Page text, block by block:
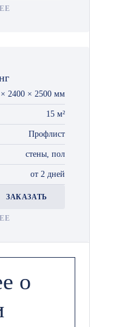
2400 × 2500 мм
15 м²
Профлист
стены, пол
от 2 дней
ЗАКАЗАТЬ
о